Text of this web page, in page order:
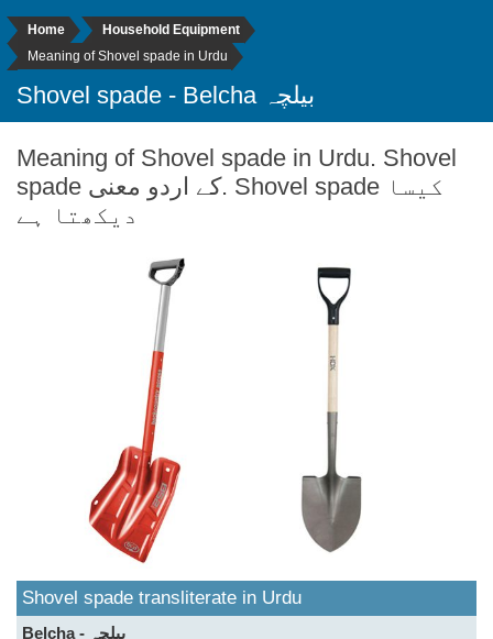
Home
Household Equipment
Meaning of Shovel spade in Urdu
Shovel spade - Belcha بیلچہ
Meaning of Shovel spade in Urdu. Shovel
spade کے اردو معنی. Shovel spade کیسا
دیکھتا ہے
Shovel spade transliterate in Urdu
Belcha - بیلچہ